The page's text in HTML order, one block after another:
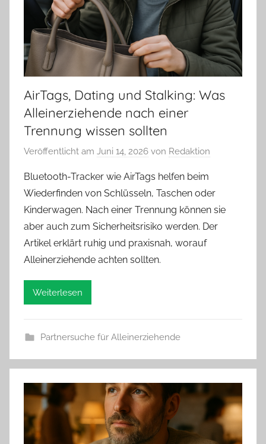
AirTags, Dating und Stalking: Was
Alleinerziehende nach einer
Trennung wissen sollten
Veröffentlicht am Juni 14, 2026 von Redaktion
Bluetooth-Tracker wie AirTags helfen beim
Wiederfinden von Schlüsseln, Taschen oder
Kinderwagen. Nach einer Trennung können sie
aber auch zum Sicherheitsrisiko werden. Der
Artikel erklärt ruhig und praxisnah, worauf
Alleinerziehende achten sollten.
Weiterlesen
Partnersuche für Alleinerziehende